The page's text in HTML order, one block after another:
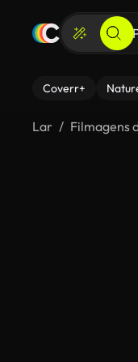
Coverr+
Lar Filmagens